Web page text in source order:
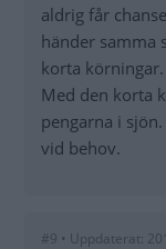
aldrig får
händer samma
korta körningar.
Med den korta
pengarna i
vid behov.
#9 • Uppdaterat: